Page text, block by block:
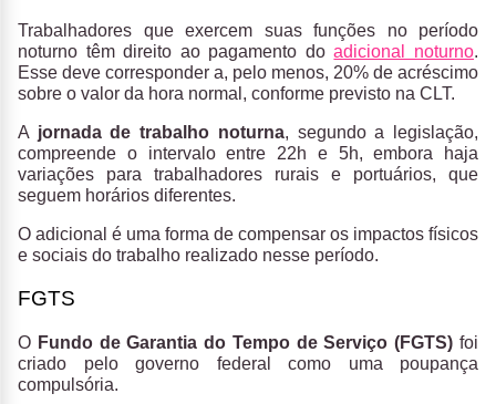
Trabalhadores que exercem suas funções no período
noturno têm direito ao pagamento doadicional noturno.
Esse deve corresponder a, pelo menos, 20% de acréscimo
sobre o valor da hora normal, conforme previsto na CLT.
A jornada de trabalho noturna, segundo a legislação,
compreende o intervalo entre 22h e 5h, embora haja
variações para trabalhadores rurais e portuários, que
seguem horários diferentes.
O adicional é uma forma de compensar os impactos físicos
e sociais do trabalho realizado nesse período.
FGTS
O Fundo de Garantia do Tempo de Serviço (FGTS) foi
criado pelo governo federal como uma poupança
compulsória.